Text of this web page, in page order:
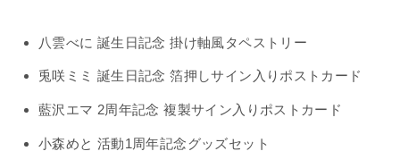
八雲べに 誕生日記念 掛け軸風タペストリー
兎咲ミミ 誕生日記念 箔押しサイン入りポストカード
藍沢エマ 2周年記念 複製サイン入りポストカード
小森めと 活動1周年記念グッズセット